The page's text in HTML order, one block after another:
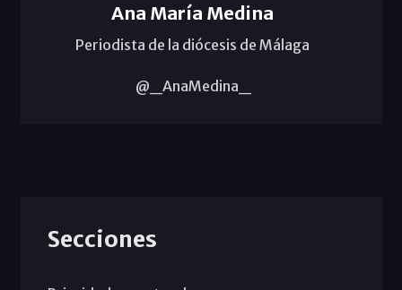
Ana María Medina
Periodista de la diócesis de Málaga
@_AnaMedina_
Secciones